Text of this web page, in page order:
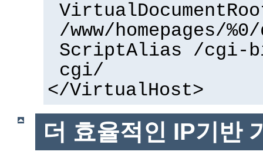
/www/homepages/
ScriptAlias /cgi-
cgi/
</VirtualHost>
더 효율적인 IP기반